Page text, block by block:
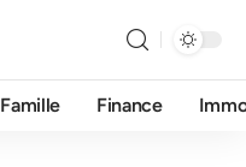
Famille Finance